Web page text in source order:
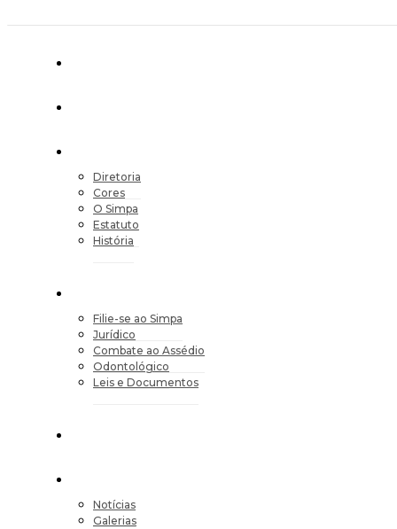
Diretoria
Cores
O Simpa
Estatuto
História
Filie-se ao Simpa
Jurídico
Combate ao Assédio
Odontológico
Leis e Documentos
Notícias
Galerias